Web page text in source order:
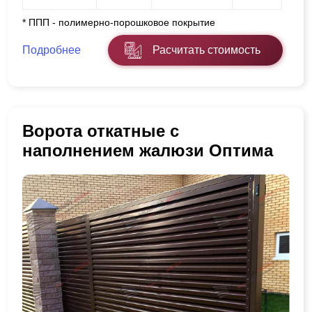
* ППП - полимерно-порошковое покрытие
Подробнее Расчитать стоимость
Ворота откатные с
наполнением жалюзи Оптима